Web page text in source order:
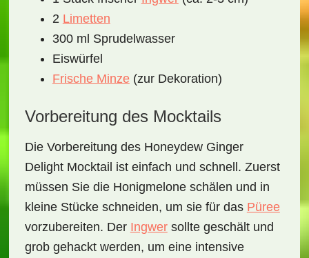
2 Limetten
300 ml Sprudelwasser
Eiswürfel
Frische Minze(zur Dekoration)
Vorbereitung des Mocktails
Die Vorbereitung des Honeydew Ginger
Delight Mocktail ist einfach und schnell. Zuerst
müssen Sie die Honigmelone schälen und in
kleine Stücke schneiden, um sie für das Püree
vorzubereiten. Der Ingwersollte geschält und
grob gehackt werden, um eine intensive